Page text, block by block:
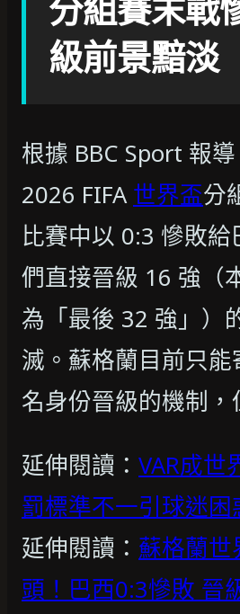
級前景黯淡
根據 BBC Sport 報
2026 FIFA 世界盃分
比賽中以 0:3 慘敗
們直接晉級 16 強（
為「最後 32 強」）
滅。蘇格蘭目前只
名身份晉級的機制，
延伸閱讀： VAR成世
罰標準不一引球迷困
延伸閱讀： 蘇格蘭世
頭！巴西0:3慘敗 晉